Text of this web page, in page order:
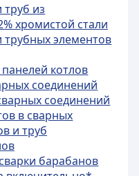
труб из
хромистой стали
трубных элементов
котлов
соединений
соединений
в сварных
и труб
барабанов